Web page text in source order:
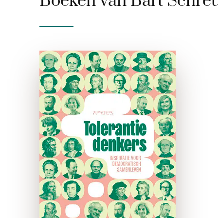
Tolerantiedenkers
paperback
Wat kunnen denkers als
Erasmus, Karl Popper en
Martha Nussbaum ons leren
over tolerantie als antwoord
op moeizaam samenleven,
politieke radicalisering en
zorgen over polarisatie? In
Tolerantiedenkers gidsen
vooraanstaande auteurs …